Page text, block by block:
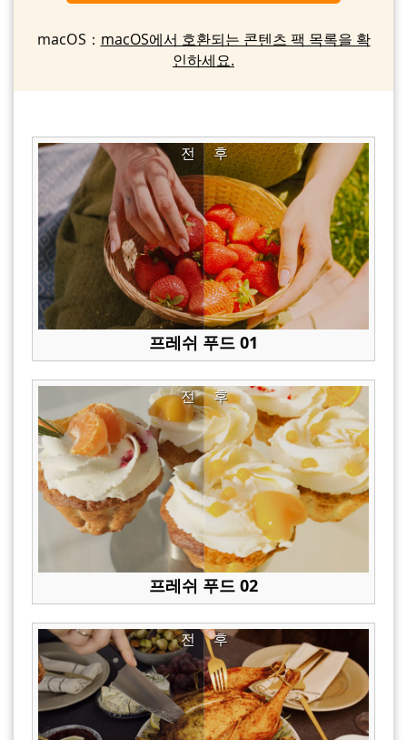
macOS： macOS에서 호환되는 콘텐츠 팩 목록을 확
인하세요.
후
전
프레쉬 푸드 01
후
전
프레쉬 푸드 02
후
전